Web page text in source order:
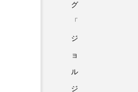
グ
「
ジ
ョ
ル
ジ